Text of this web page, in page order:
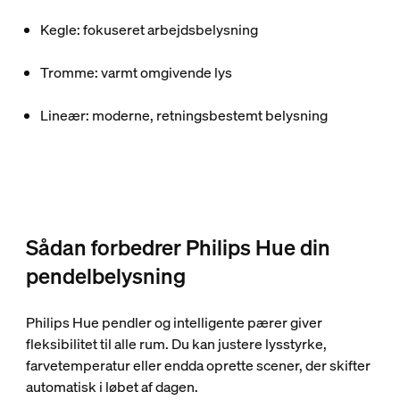
Kegle: fokuseret arbejdsbelysning
Tromme: varmt omgivende lys
Lineær: moderne, retningsbestemt belysning
Sådan forbedrer Philips Hue din
pendelbelysning
Philips Hue pendler og intelligente pærer giver
fleksibilitet til alle rum. Du kan justere lysstyrke,
farvetemperatur eller endda oprette scener, der skifter
automatisk i løbet af dagen.